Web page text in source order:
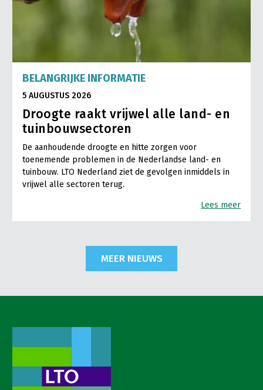
BELANGRIJKE INFORMATIE
5 AUGUSTUS 2026
Droogte raakt vrijwel alle land- en
tuinbouwsectoren
De aanhoudende droogte en hitte zorgen voor
toenemende problemen in de Nederlandse land- en
tuinbouw. LTO Nederland ziet de gevolgen inmiddels in
vrijwel alle sectoren terug.
Lees meer
MEER NIEUWS